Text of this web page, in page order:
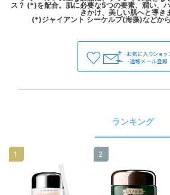
ス？ (*)を配合。肌に必要な5つの要素、潤い、
きかけ、美しい肌へと導き
ランキング
1 2